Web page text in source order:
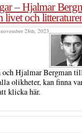
– Hjalmar
livet och
28th, 2023
och Hjalmar Bergman
olikheter, kan finna
klicka här.